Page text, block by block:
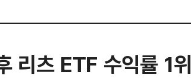
리츠 ETF 수익률 1위